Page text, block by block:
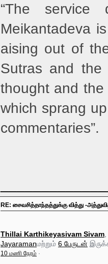
“The
Meikantadeva
aising out of
Sutras and the
thought and
which sprang
commentaries”.
RE: சைவசித்தாந்தத்துக்கு வித்து -
Thillai Karthikeyasivam Sivam
Jayaramanமற்றும் 6 பேருடன்
10 மணி நேரம் ·